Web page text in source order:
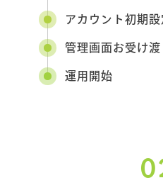
アカウント 初期設
管理画面お受け渡
運用開始